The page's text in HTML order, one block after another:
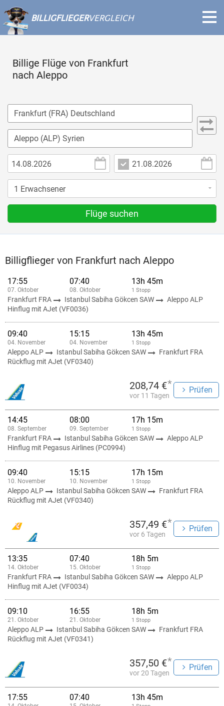
BILLIGFLIEGERVERGLEICH
Billige Flüge von Frankfurt
nach Aleppo
Flüge suchen
Billigflieger von Frankfurt nach Aleppo
17:55
07. Oktober
07:40
08. Oktober
13h 45m
1 Stopp
Frankfurt FRA Istanbul Sabiha Gökcen SAW
Aleppo ALP
Hinflug mit AJet (VF0036)
09:40
04. November
15:15
04. November
13h 45m
1 Stopp
Aleppo ALP Istanbul Sabiha Gökcen SAW
Frankfurt FRA
Rückflug mit AJet (VF0340)
208,74 €*
vor 11 Tagen
Prüfen
14:45
08. September
08:00
09. September
17h 15m
1 Stopp
Frankfurt FRA Istanbul Sabiha Gökcen SAW
Aleppo ALP
Hinflug mit Pegasus Airlines (PC0994)
09:40
10. November
15:15
10. November
17h 15m
1 Stopp
Aleppo ALP Istanbul Sabiha Gökcen SAW
Frankfurt FRA
Rückflug mit AJet (VF0340)
357,49 €*
vor 6 Tagen
Prüfen
13:35
14. Oktober
07:40
15. Oktober
18h 5m
1 Stopp
Frankfurt FRA Istanbul Sabiha Gökcen SAW
Aleppo ALP
Hinflug mit AJet (VF0034)
09:10
21. Oktober
16:55
21. Oktober
18h 5m
1 Stopp
Aleppo ALP Istanbul Sabiha Gökcen SAW
Frankfurt FRA
Rückflug mit AJet (VF0341)
357,50 €*
vor 20 Tagen
Prüfen
17:55 07:40 13h 45m